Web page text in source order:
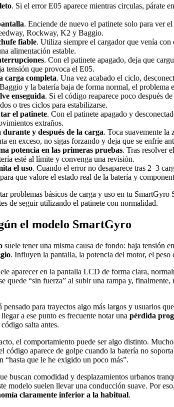
. Si el error E05 aparece mientras circulas, párate
. Enciende de nuevo el patinete solo para ver
Rockway, K2 y Baggio.
fiable. Utiliza siempre el cargador que venía
alimentación estable.
. Con el patinete apagado, deja que
tensión que provoca el E05.
carga completa. Una vez acabado el ciclo,
y la batería baja de forma normal, el problema
enseguida. Si el código reaparece poco después
o tres ciclos para estabilizarse.
el patinete. Con el patinete apagado y
extraños.
y después de la carga. Toca suavemente
en exceso, no sigas forzando y deja que se enfríe
potencia en las primeras pruebas. Tras resolver
esté al límite y convenga una revisión.
el uso. Cuando el error no desaparece tras 2–3
que valore el estado real de la batería y
problemas básicos de carga y uso en tu
de seguir utilizando el patinete con normalidad.
el modelo SmartGyro
suele tener una misma causa de fondo: baja tensión
. Influyen la pantalla, la potencia del motor, el
aparecer en la pantalla LCD de forma clara,
quede “sin fuerza” al subir una rampa y,
pensado para trayectos algo más largos y usuarios
a ese punto es frecuente notar una pérdida
salta antes.
el comportamiento puede ser algo distinto.
código aparece de golpe cuando la batería no
“hasta que le he exigido un poco más”.
buscan comodidad y desplazamientos urbanos
modelo suelen llevar una conducción suave. Por
claramente inferior a la habitual.